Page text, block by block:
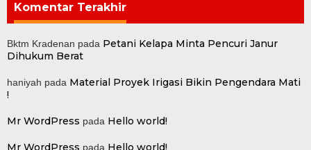
Komentar Terakhir
Bktm Kradenan pada Petani Kelapa Minta Pencuri Janur
Dihukum Berat
haniyah pada Material Proyek Irigasi Bikin Pengendara Mati
!
Mr WordPress pada Hello world!
pada